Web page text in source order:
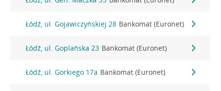
Łódź, ul. Gojawiczyńskiej 28 Bankomat (Euronet)
Łódź, ul. Goplańska 23 Bankomat (Euronet)
Łódź, ul. Gorkiego 17a Bankomat (Euronet)